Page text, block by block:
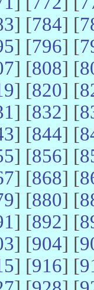
] [784] [
] [796] [
] [808] [
] [820] [
] [832] [
] [844] [
] [856] [
] [868] [
] [880] [
] [892] [
] [904] [
] [916] [